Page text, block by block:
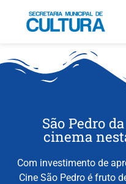
São Pedro
cinema
Com investimento de
Cine São Pedro é fruto